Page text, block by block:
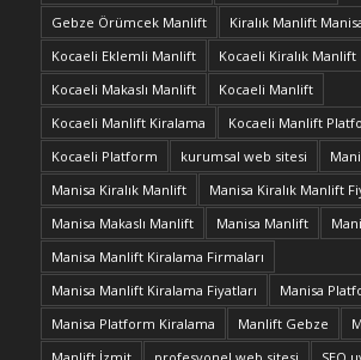
Gebze Örümcek Manlift
Kiralık Manlift
Kocaeli Eklemli Manlift
Kocaeli Kiralık Manlift
Kocaeli Makaslı Manlift
Kocaeli Manlift
Kocaeli Manlift Kiralama
Kocaeli Manlift
Kocaeli Platform
kurumsal web sitesi
Manisa Kiralık Manlift
Manisa Kiralık Manlift
Manisa Makaslı Manlift
Manisa Manlift
Manisa Manlift Kiralama Firmaları
Manisa Manlift Kiralama Fiyatları
Manisa
Manisa Platform Kiralama
Manlift Gebze